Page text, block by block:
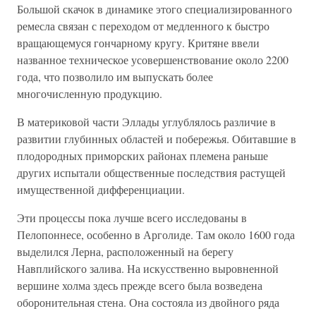
Большой скачок в динамике этого специализированного
ремесла связан с переходом от медленного к быстро
вращающемуся гончарному кругу. Критяне ввели
названное техническое усовершенствование около 2200
года, что позволило им выпускать более
многочисленную продукцию.
В материковой части Эллады углублялось различие в
развитии глубинных областей и побережья. Обитавшие в
плодородных приморских районах племена раньше
других испытали общественные последствия растущей
имущественной дифференциации.
Эти процессы пока лучше всего исследованы в
Пелопоннесе, особенно в Арголиде. Там около 1600 года
выделился Лерна, расположенный на берегу
Навплийского залива. На искусственно выровненной
вершине холма здесь прежде всего была возведена
оборонительная стена. Она состояла из двойного ряда